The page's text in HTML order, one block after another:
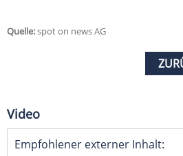
Quelle:spot on news AG
Video
Empfohlener externer Inhalt: